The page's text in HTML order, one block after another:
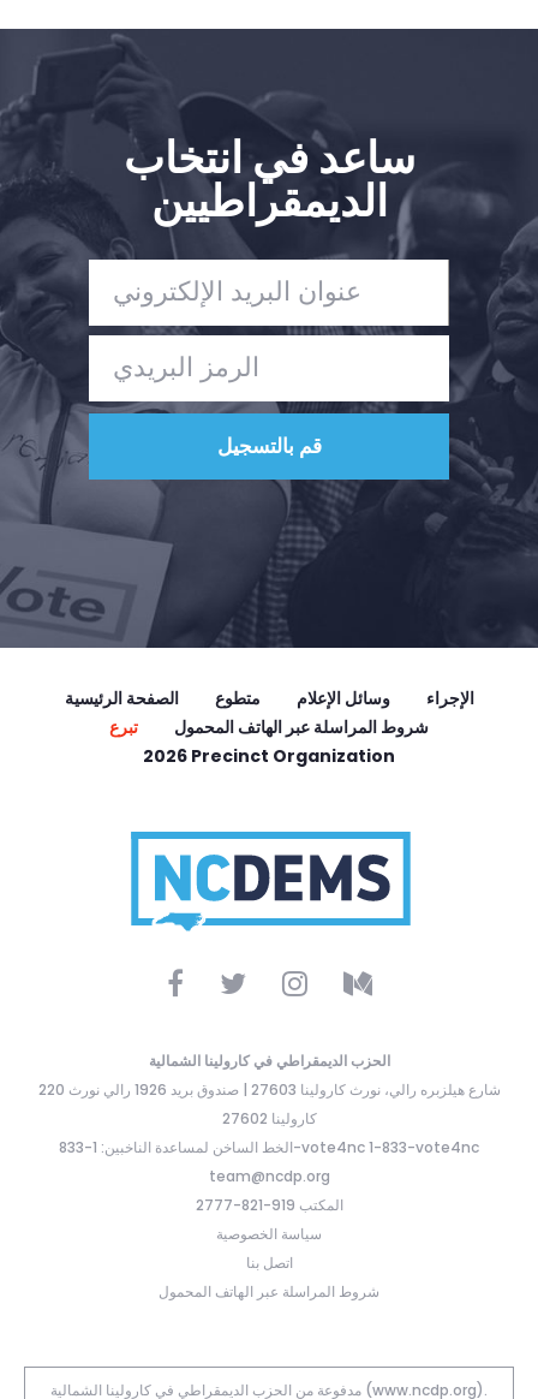
ساعد في انتخاب
الديمقراطيين
الصفحة الرئيسية متطوع وسائل الإعلام
الإجراء
تبرع
شروط المراسلة عبر الهاتف المحمول
2026 Precinct Organization
الحزب الديمقراطي في كارولينا الشمالية
220 شارع هيلزبره رالي، نورث كارولينا 27603 | صندوق بريد 1926 رالي نورث
كارولينا 27602
الخط الساخن لمساعدة الناخبين: 1-833-vote4nc 1-833-vote4nc
team@ncdp.org
المكتب 919-821-2777
سياسة الخصوصية
اتصل بنا
شروط المراسلة عبر الهاتف المحمول
مدفوعة من الحزب الديمقراطي في كارولينا الشمالية (www.ncdp.org).